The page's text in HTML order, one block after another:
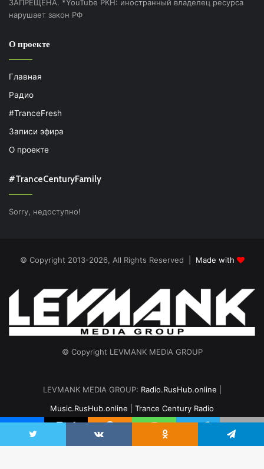
ЗАПРЕЩЕНА. *YouTube РКН: иностранный владелец ресурса
нарушает закон РФ
О проекте
Главная
Радио
#TranceFresh
Записи эфира
О проекте
#TranceCenturyFamily
Sorry, недоступно!
© Copyright 2013-2026, All Rights Reserved | Made with
© Copyright LEVMANK MEDIA GROUP
LEVMANK MEDIA GROUP: Radio.RusHub.online
Music.RusHub.online
Trance Century Radio
vk.comOdnoklassniki
Telegram
Twitter VKontakte Odnoklassniki Telegram